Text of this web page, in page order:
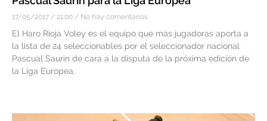
17/05/2017 21:00 No hay comentarios
El Haro Rioja Voley es el equipo que más jugadoras aporta a
la lista de 24 seleccionables por el seleccionador nacional
Pascual Saurín de cara a la disputa de la próxima edición de
la Liga Europea.